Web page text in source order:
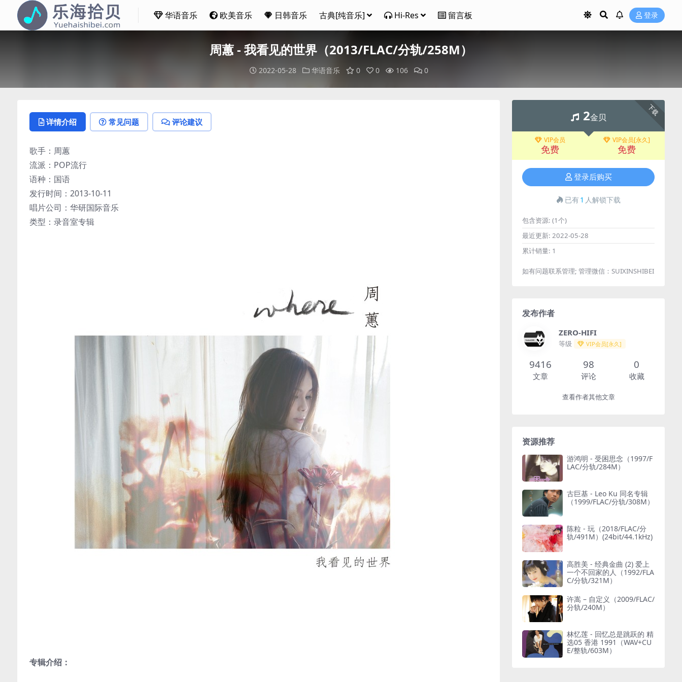
华语音乐 欧美音乐 日韩音乐 古典[纯音乐] Hi-Res 留言板 登录
周蕙 - 我看见的世界（2013/FLAC/分轨/258M）
2022-05-28 华语音乐 0 0 106 0
详情介绍 常见问题 评论建议
歌手：周蕙
流派：POP流行
语种：国语
发行时间：2013-10-11
唱片公司：华研国际音乐
类型：录音室专辑
专辑介绍：
下载
2金贝
VIP会员
免费
VIP会员[永久]
免费
登录后购买
已有1 人解锁下载
包含资源: (1个)
最近更新: 2022-05-28
累计销量: 1
如有问题联系管理; 管理微信：SUIXINSHIBEI
发布作者
ZERO-HIFI
等级 VIP会员[永久]
9416
文章
98
评论
0
收藏
查看作者其他文章
资源推荐
游鸿明 - 受困思念（1997/F
LAC/分轨/284M）
古巨基 - Leo Ku 同名专辑
（1999/FLAC/分轨/308M）
陈粒 - 玩（2018/FLAC/分
轨/491M）(24bit/44.1kHz)
高胜美 - 经典金曲 (2) 爱上
一个不回家的人（1992/FLA
C/分轨/321M）
许嵩 – 自定义（2009/FLAC/
分轨/240M）
林忆莲 - 回忆总是跳跃的 精
选05 香港 1991（WAV+CU
E/整轨/603M）